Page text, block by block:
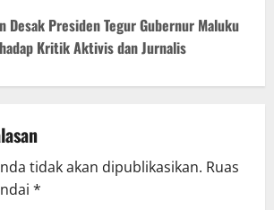
Desak Presiden Tegur Gubernur Maluku
Kritik Aktivis dan Jurnalis
tidak akan dipublikasikan. Ruas
*